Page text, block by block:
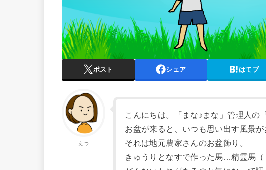
ポスト シェア はてブ
えつ
こんにちは。「まな♪まな」管理人の
お盆が来ると、いつも思い出す風景が
それは地元農家さんのお盆飾り。
きゅうりとなすで作った馬…精霊馬（